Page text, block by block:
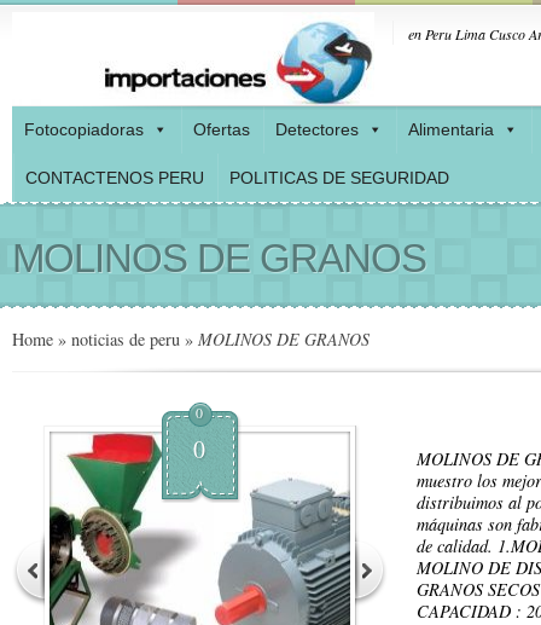
en Peru Lima Cusco
Fotocopiadoras Ofertas Detectores Alimentaria
CONTACTENOS PERU POLITICAS DE SEGURIDAD
MOLINOS DE GRANOS
Home » noticias de peru » MOLINOS DE GRANOS
0
0
MOLINOS DE
muestro los
distribuimos al
máquinas son
de calidad.
MOLINO DE
GRANOS
CAPACIDAD :